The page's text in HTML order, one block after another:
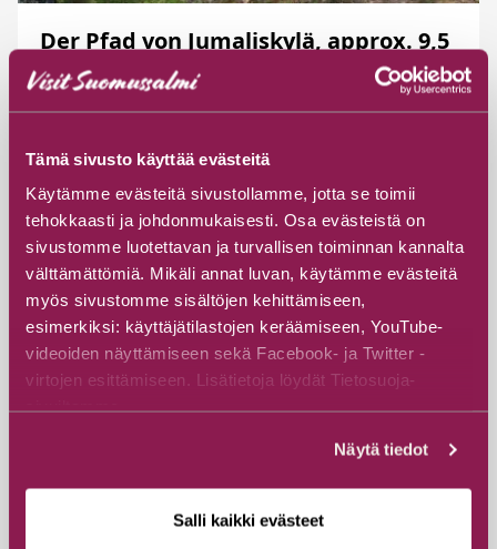
Tämä sivusto käyttää evästeitä
Käytämme evästeitä sivustollamme, jotta se toimii
tehokkaasti ja johdonmukaisesti. Osa evästeistä on
sivustomme luotettavan ja turvallisen toiminnan kannalta
välttämättömiä. Mikäli annat luvan, käytämme evästeitä
myös sivustomme sisältöjen kehittämiseen,
esimerkiksi: käyttäjätilastojen keräämiseen, YouTube-
videoiden näyttämiseen sekä Facebook- ja Twitter -
virtojen esittämiseen. Lisätietoja löydät Tietosuoja-
sivuiltamme.
Näytä tiedot
Salli kaikki evästeet
Der Pfad von Jumaliskylä, approx. 9,5
km
Jumalisentie 24, 89600 Suomussalmi
Entdecken